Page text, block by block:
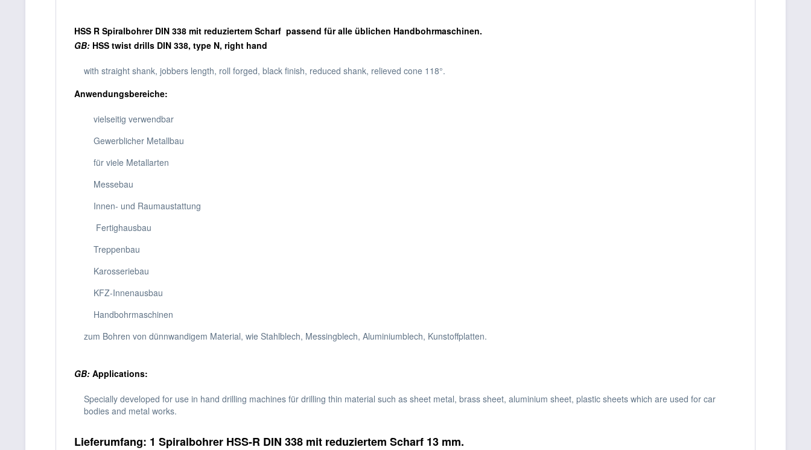
HSS R Spiralbohrer DIN 338 mit reduziertem Scharf passend für alle üblichen Handbohrmaschinen.
GB: HSS twist drills DIN 338, type N, right hand
with straight shank, jobbers length, roll forged, black finish, reduced shank, relieved cone 118°.
Anwendungsbereiche:
vielseitig verwendbar
Gewerblicher Metallbau
für viele Metallarten
Messebau
Innen- und Raumaustattung
Fertighausbau
Treppenbau
Karosseriebau
KFZ-Innenausbau
Handbohrmaschinen
zum Bohren von dünnwandigem Material, wie Stahlblech, Messingblech, Aluminiumblech, Kunstoffplatten.
GB: Applications:
Specially developed for use in hand drilling machines für drilling thin material such as sheet metal, brass sheet, aluminium sheet, plastic sheets which are used for car
bodies and metal works.
Lieferumfang: 1 Spiralbohrer HSS-R DIN 338 mit reduziertem Scharf 13 mm.